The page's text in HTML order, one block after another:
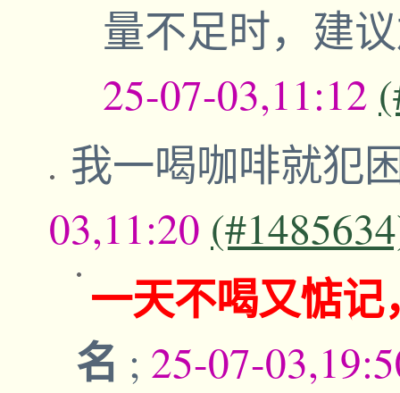
量不足时，建
25-07-03,11:12
我一喝咖啡就犯
03,11:20
一天不喝又惦
名 ; 25-07-